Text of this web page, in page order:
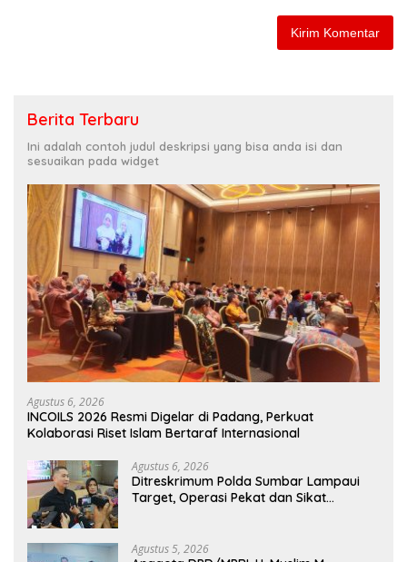
Berita Terbaru
Ini adalah contoh judul deskripsi yang bisa anda isi dan
sesuaikan pada widget
Agustus 6, 2026
INCOILS 2026 Resmi Digelar di Padang, Perkuat
Kolaborasi Riset Islam Bertaraf Internasional
Agustus 6, 2026
Ditreskrimum Polda Sumbar Lampaui
Target, Operasi Pekat dan Sikat
Agustus 5, 2026